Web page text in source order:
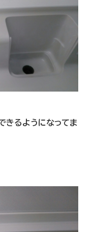
きるようになってま